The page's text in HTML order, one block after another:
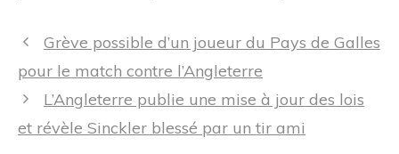
Navigation
Grève possible d’un joueur du Pays de Galles
pour le match contre l’Angleterre
L’Angleterre publie une mise à jour des lois
et révèle Sinckler blessé par un tir ami